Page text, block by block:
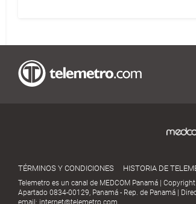
TÉRMINOS Y CONDICIONES HISTORIA DE
Telemetro es un canal de MEDCOM Panamá |
Apartado 0834-00129, Panamá - Rep. de Panamá |
email: internet@telemetro.com